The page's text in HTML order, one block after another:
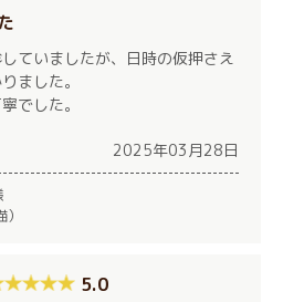
ていましたが、日時の仮押さえ
ました。
でした。
2025年03月28日
5.0